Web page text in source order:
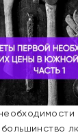
большинство